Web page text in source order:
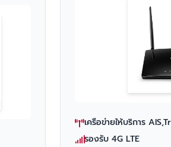
เครือข่ายให้บริการ
รองรับ 4G LTE